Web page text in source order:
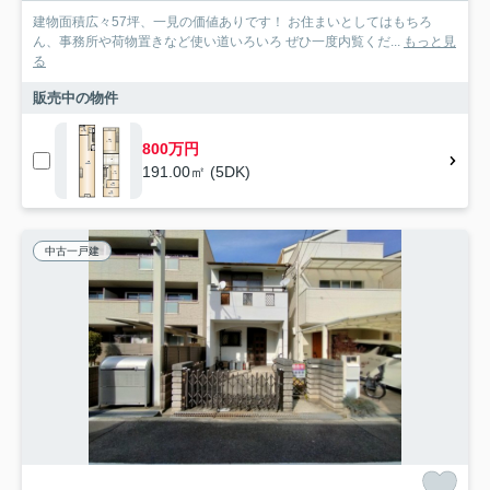
建物面積広々57坪、一見の価値ありです！ お住まいとしてはもちろ
ん、事務所や荷物置きなど使い道いろいろ ぜひ一度内覧くだ... もっと見
る
販売中の物件
800万円
191.00㎡ (5DK)
中古一戸建